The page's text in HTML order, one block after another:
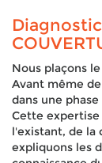
Nous plaçons
Avant même
dans une
Cette
l'existant, de la
expliquons les